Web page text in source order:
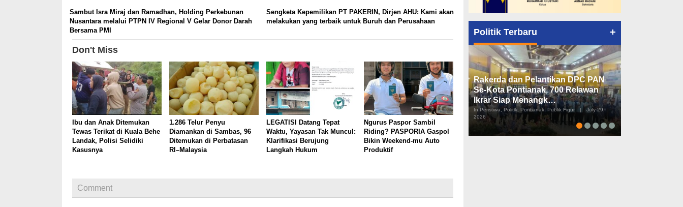
Sambut Isra Miraj dan Ramadhan, Holding Perkebunan
Nusantara melalui PTPN IV Regional V Gelar Donor Darah
Bersama PMI
Sengketa Kepemilikan PT PAKERIN, Dirjen AHU: Kami akan
melakukan yang terbaik untuk Buruh dan Perusahaan
Don't Miss
Ibu dan Anak Ditemukan
Tewas Terikat di Kuala Behe
Landak, Polisi Selidiki
Kasusnya
1.286 Telur Penyu
Diamankan di Sambas, 96
Ditemukan di Perbatasan
RI–Malaysia
LEGATISI Datang Tepat
Waktu, Yayasan Tak Muncul:
Klarifikasi Berujung
Langkah Hukum
Ngurus Paspor Sambil
Riding? PASPORIA Gaspol
Bikin Weekend-mu Auto
Produktif
Comment
Politik Terbaru +
Rakerda dan Pelantikan DPC PAN
Se-Kota Pontianak, 700 Relawan
Ikrar Siap Menangk…
In Peristiwa, Politik, Pontianak, Publik Figur |
July 29,
2026